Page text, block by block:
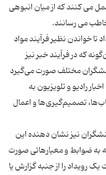
می کنند که از میان انبوهی
تا خواندن نظیر فرآیند مواد
که در فرآیند خبر نیز
مختلف صورت مى‌گیرد
رادیو و تلویزیون به
تصمیم‌گیرى‌ها و اعمال
نیز نشان دهنده این
به ضوابط و معیارهائى صورت
رویداد را از جنبه گزارش یا